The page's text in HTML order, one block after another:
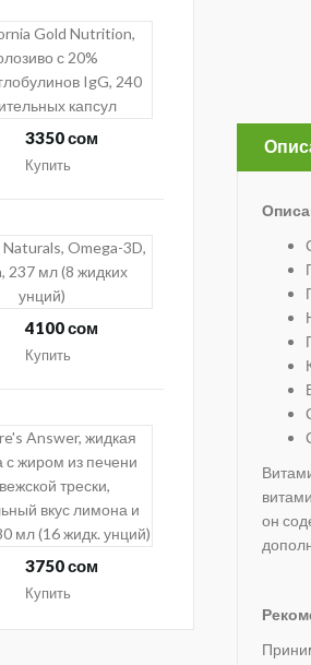
иммуноглобулинов
3350 сом
Купить
4100 сом
Купить
3750 сом
Купить
он